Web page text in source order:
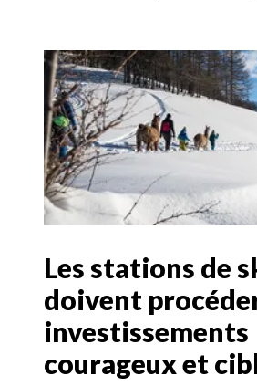
Les stations de
doivent
investissements
courageux et